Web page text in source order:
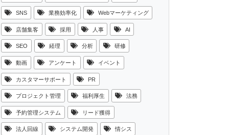
SNS 業務効率化 Webマーケティング
店舗集客 採用 人事 AI
SEO 経理 分析 研修
動画 アンケート イベント
カスタマーサポート PR
プロジェクト管理 福利厚生 法務
予約管理システム リード獲得
法人回線 システム開発 情シス